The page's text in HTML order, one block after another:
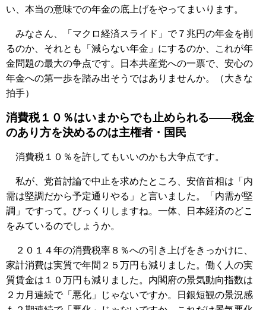
い、本当の意味での年金の底上げをやってまいります。
みなさん、「マクロ経済スライド」で７兆円の年金を削
るのか、それとも「減らない年金」にするのか、これが年
金問題の最大の争点です。日本共産党への一票で、安心の
年金への第一歩を踏み出そうではありませんか。（大きな
拍手）
消費税１０％はいまからでも止められる――税金
のあり方を決めるのは主権者・国民
消費税１０％を許してもいいのかも大争点です。
私が、党首討論で中止を求めたところ、安倍首相は「内
需は堅調だから予定通りやる」と言いました。「内需が堅
調」ですって。びっくりしますね。一体、日本経済のどこ
をみているのでしょうか。
２０１４年の消費税率８％への引き上げをきっかけに、
家計消費は実質で年間２５万円も減りました。働く人の実
質賃金は１０万円も減りました。内閣府の景気動向指数は
２カ月連続で「悪化」じゃないですか。日銀短観の景況感